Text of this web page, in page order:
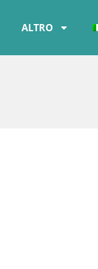
ALTRO